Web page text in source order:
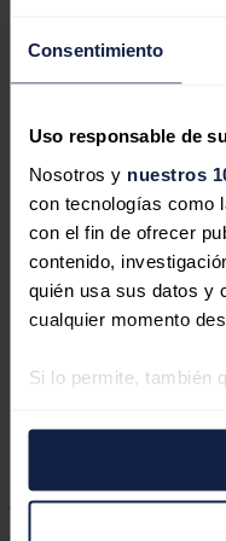
Consentimiento
Uso responsable de
Nosotros y nuestros
con tecnologías como
con el fin de ofrecer
contenido,
quién usa sus datos y
cualquier momento
Si lo permite, también
Identificar su
específicas
Obtenga más
Iberdrola
y valora su
Redacción 22/07/2026
No hay comentarios